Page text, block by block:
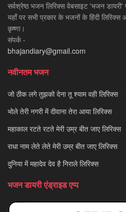
सर्वश्रेष्ठ भजन लिरिक्स वेबसाइट 'भजन
यहाँ पर सभी प्रकार के भजनों के हिंदी
कृष्णा।
संपर्क -
bhajandiary@gmail.com
नवीनतम भजन
जो ठीक लगे तुझको देना तू श्याम वही लिरिक्स
भोले तेरी नगरी में दीवाना तेरा आया लिरिक्स
महाकाल रटते रटते मेरी उम्र बीत जाए लिरिक्स
राधा नाम लेते लेते मेरी उम्र बीत जाए लिरिक्स
दुनिया में महादेव देव है निराले लिरिक्स
भजन डायरी एंड्राइड एप्प